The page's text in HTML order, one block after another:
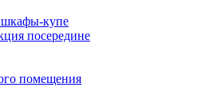
купе
посередине
помещения